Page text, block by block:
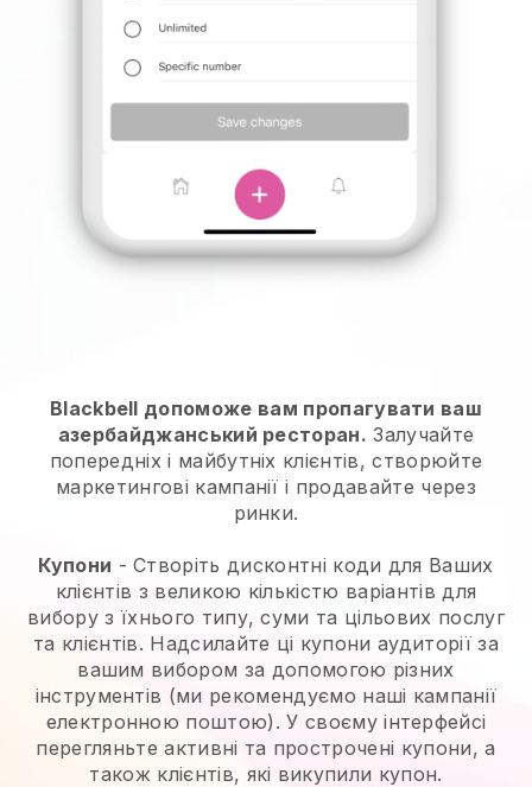
Blackbell допоможе вам пропагувати ваш
азербайджанський ресторан. Залучайте
попередніх і майбутніх клієнтів, створюйте
маркетингові кампанії і продавайте через
ринки.
Купони - Створіть дисконтні коди для Ваших
клієнтів з великою кількістю варіантів для
вибору з їхнього типу, суми та цільових послуг
та клієнтів. Надсилайте ці купони аудиторії за
вашим вибором за допомогою різних
інструментів (ми рекомендуємо наші кампанії
електронною поштою). У своєму інтерфейсі
перегляньте активні та прострочені купони, а
також клієнтів, які викупили купон.